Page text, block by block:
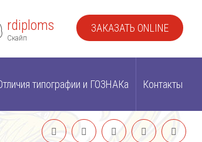
rdiploms
Скайп
ЗАКАЗАТЬ ONLINE
типографии и ГОЗНАКа Контакты